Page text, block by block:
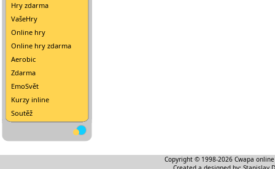
Hry zdarma
VašeHry
Online hry
Online hry zdarma
Aerobic
Zdarma
EmoSvět
Kurzy inline
Soutěž
Copyright © 1998-2026 Cwapa